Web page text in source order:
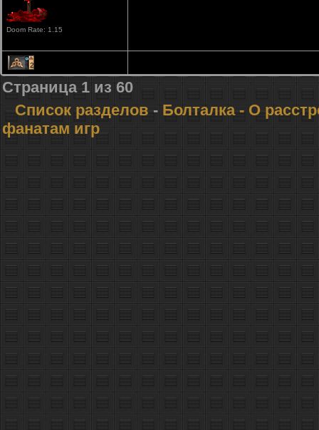
Doom Rate: 1.15
2
Страница1 из 60
Список разделов- Болталка- О
фанатам игр